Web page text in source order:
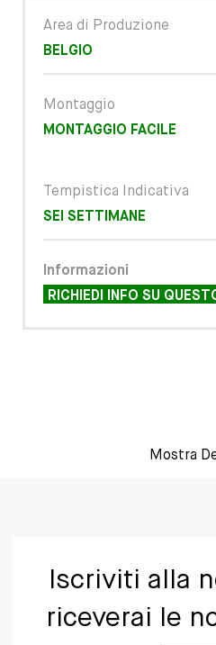
Area di Produzione
BELGIO
Montaggio
MONTAGGIO FACILE
Tempistica Indicativa
SEI SETTIMANE
Informazioni
RICHIEDI INFO SU
Mostra
Iscriviti alla
riceverai le